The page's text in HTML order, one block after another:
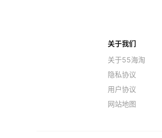
关于我们
关于55海淘
隐私协议
用户协议
网站地图